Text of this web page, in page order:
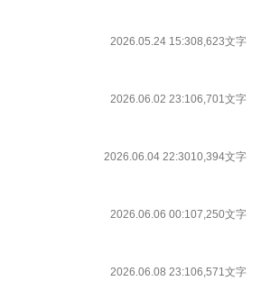
2026.05.24 15:308,623文字
2026.06.02 23:106,701文字
2026.06.04 22:3010,394文字
2026.06.06 00:107,250文字
2026.06.08 23:106,571文字